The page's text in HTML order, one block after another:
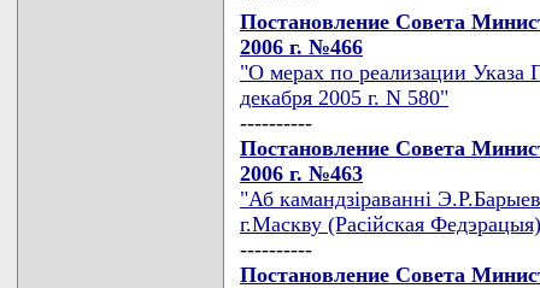
Постановление Совета
2006 г. №466
"О мерах по реализации Указа
декабря 2005 г. N 580"
----------
Постановление Совета
2006 г. №463
"Аб камандзiраваннi
г.Маскву (Расiйская
----------
Постановление Совета